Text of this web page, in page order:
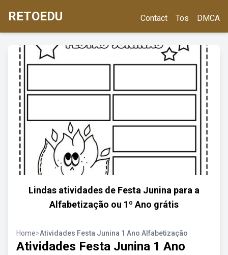
RETOEDU Contact Tos DMCA
Lindas atividades de Festa Junina para a
Alfabetização ou 1º Ano grátis
Home>Atividades Festa Junina 1 Ano Alfabetização
Atividades Festa Junina 1 Ano